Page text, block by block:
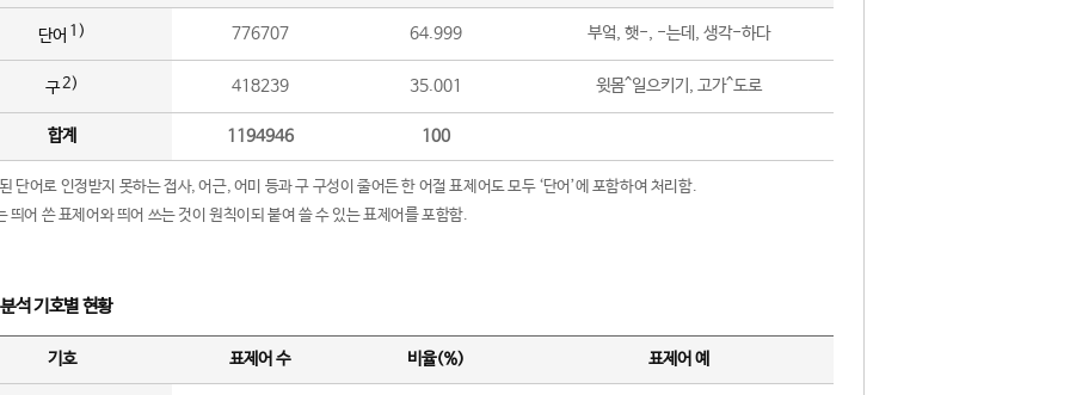
단어 1) 776707 64.999 부엌, 햇-, -는데, 생각-하다
구2) 418239 35.001 윗몸^일으키기, 고가^도로
합계 1194946 100
단어로 인정받지 못하는 접사, 어근, 어미 등과 구 구성이 줄어든 한 어절 표제어도 모두 ‘단어’에 포함하여 처리함.
띄어 쓴 표제어와 띄어 쓰는 것이 원칙이되 붙여 쓸 수 있는 표제어를 포함함.
석 기호별 현황
기호 표제어 수 비율(%) 표제어 예